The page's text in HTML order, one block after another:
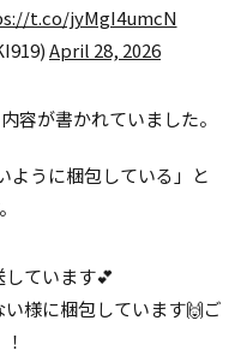
t.co/jyMgI4umcN
April 28, 2026
容が書かれていました。
ように梱包している」と
ています💕
様に梱包しています🙌ご